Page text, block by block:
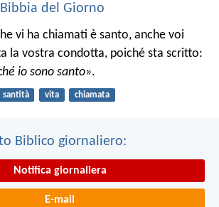
del Giorno
vi ha chiamati è santo, anche voi
la vostra condotta, poiché sta scritto:
io sono santo».
santità vita chiamata
Biblico giornaliero:
Notifica giornaliera
E-mail